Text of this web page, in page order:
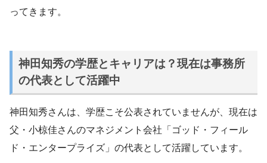
ってきます。
神田知秀の学歴とキャリアは？現在は事務所
の代表として活躍中
神田知秀さんは、学歴こそ公表されていませんが、現在は
父・小椋佳さんのマネジメント会社「ゴッド・フィール
ド・エンタープライズ」の代表として活躍しています。